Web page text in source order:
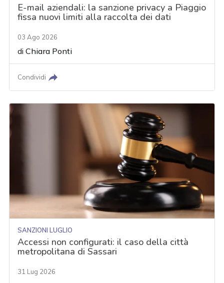
E-mail aziendali: la sanzione privacy a Piaggio
fissa nuovi limiti alla raccolta dei dati
03 Ago 2026
diChiara Ponti
Condividi
SANZIONI LUGLIO
Accessi non configurati: il caso della città
metropolitana di Sassari
31 Lug 2026